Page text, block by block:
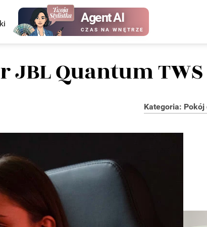
Agent AI
CZAS NA WNĘTRZE
Quantum
Kategoria: Pokój